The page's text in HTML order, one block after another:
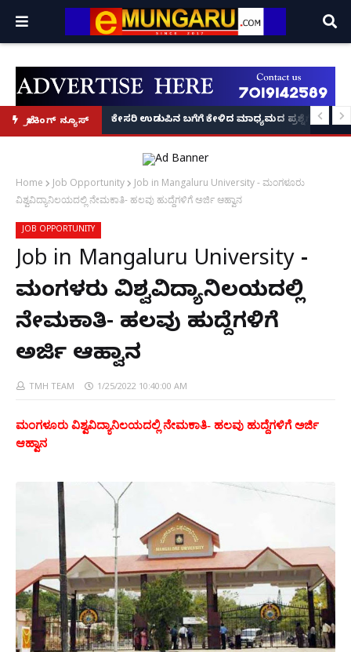
ಬ್ರೇಕಿಂಗ್ ನ್ಯೂಸ್
ವಶಕ್ಕೆ! ₹50 ಕೋಟಿ ಟರ್ನೋವರ್ ಗಳಿಸಿದ ಕನ್ನಡಿಗನ 'ಬ್ಯಾಂಬ್ರೂ' ಕಥೆ!
ಕೇಸರಿ ಉಡುಪಿನ ಬಗೆಗೆ ಕೇಳಿದ ಮಾಧ್ಯಮದ ಪ್ರಶ್ನೆಗೆ ಖಡಕ್
Home Job Opportunity
Job in Mangaluru University - ಮಂಗಳೂರು
ವಿಶ್ವವಿದ್ಯಾನಿಲಯದಲ್ಲಿ ನೇಮಕಾತಿ- ಹಲವು ಹುದ್ದೆಗಳಿಗೆ ಅರ್ಜಿ ಆಹ್ವಾನ
JOB OPPORTUNITY
Job in Mangaluru University -
ಮಂಗಳೂರು ವಿಶ್ವವಿದ್ಯಾನಿಲಯದಲ್ಲಿ
ನೇಮಕಾತಿ- ಹಲವು ಹುದ್ದೆಗಳಿಗೆ
ಅರ್ಜಿ ಆಹ್ವಾನ
TMH TEAM 1/25/2022 10:40:00 AM
ಮಂಗಳೂರು ವಿಶ್ವವಿದ್ಯಾನಿಲಯದಲ್ಲಿ ನೇಮಕಾತಿ- ಹಲವು ಹುದ್ದೆಗಳಿಗೆ ಅರ್ಜಿ
ಆಹ್ವಾನ